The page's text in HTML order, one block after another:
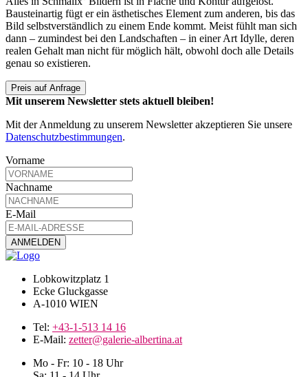
Bausteinartig fügt er ein ästhetisches Element zum anderen, bis das
Bild selbstverständlich zu einem Ende kommt. Meist fühlt man sich
dann – zumindest bei den Landschaften – in einer Art Idylle, deren
realen Gehalt man nicht für möglich hält, obwohl doch alle Details
genau so existieren.
Preis auf Anfrage
Mit unserem Newsletter stets aktuell bleiben!
Mit der Anmeldung zu unserem Newsletter akzeptieren Sie unsere
Datenschutzbestimmungen.
Vorname
Nachname
E-Mail
Lobkowitzplatz 1
Ecke Gluckgasse
A-1010 WIEN
Tel: +43-1-513 14 16
E-Mail: zetter@galerie-albertina.at
Mo - Fr: 10 - 18 Uhr